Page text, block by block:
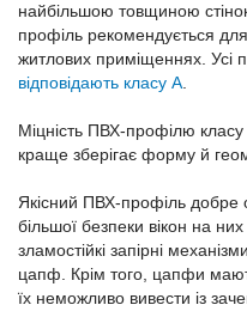
найбільшою товщиною
профіль рекомендується
житлових приміщеннях. Усі
відповідають класу А
Міцність ПВХ-профілю
краще зберігає форму й
Якісний ПВХ-профіль добре
більшої безпеки вікон на
зламостійкі запірні
цапф. Крім того, цапфи
їх неможливо вивести із